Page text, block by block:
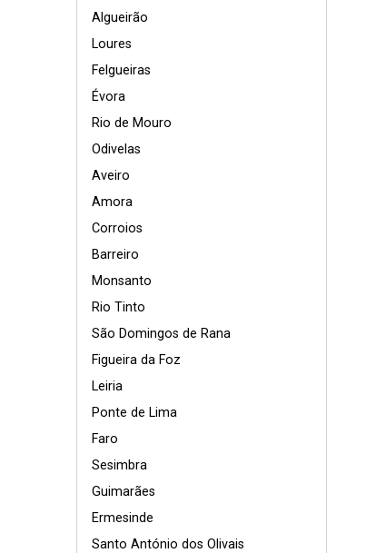
Algueirão
Loures
Felgueiras
Évora
Rio de Mouro
Odivelas
Aveiro
Amora
Corroios
Barreiro
Monsanto
Rio Tinto
São Domingos de Rana
Figueira da Foz
Leiria
Ponte de Lima
Faro
Sesimbra
Guimarães
Ermesinde
Santo António dos Olivais